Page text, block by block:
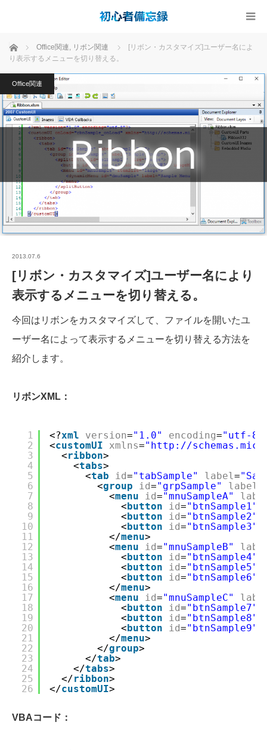
ホーム Office関連, リボン関連
[リボン・カスタマイズ]ユーザー名によ
り表示するメニューを切り替える。
Office関連
2013.07.6
[リボン・カスタマイズ]ユーザー名により
表示するメニューを切り替える。
今回はリボンをカスタマイズして、ファイルを開いたユ
ーザー名によって表示するメニューを切り替える方法を
紹介します。
リボンXML：
1
2
3
4
5
6
7
8
9
10
11
12
13
14
15
16
17
18
19
20
21
22
23
24
25
26
<?xml version="1.0" encoding="utf-8"
<customUI xmlns=" http://
<ribbon>
<tabs>
<tab id="tabSample" label=
<group id="grpSample" label
<menu id="mnuSampleA"
< button id="btnSample1"
< button id="btnSample2"
< button id="btnSample3"
</menu>
<menu id="mnuSampleB"
< button id="btnSample4"
< button id="btnSample5"
< button id="btnSample6"
</menu>
<menu id="mnuSampleC"
< button id="btnSample7"
< button id="btnSample8"
< button id="btnSample9"
</menu>
</group>
</tab>
</tabs>
</ribbon>
</customUI>
VBAコード：